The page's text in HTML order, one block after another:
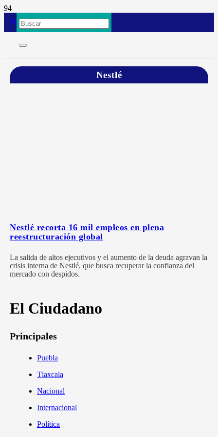
Nestlé
Nestlé recorta 16 mil empleos en plena
reestructuración global
La salida de altos ejecutivos y el aumento de la deuda agravan la
crisis interna de Nestlé, que busca recuperar la confianza del
mercado con despidos.
El Ciudadano
Principales
Puebla
Tlaxcala
Nacional
Internacional
Política